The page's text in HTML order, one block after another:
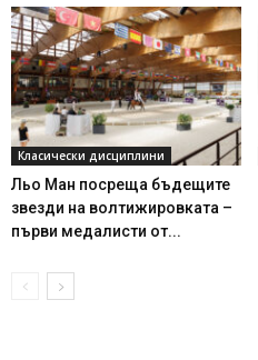
Класически дисциплини
Льо Ман посреща бъдещите
звезди на волтижировката –
първи медалисти от...